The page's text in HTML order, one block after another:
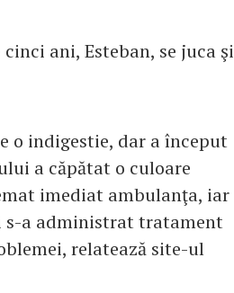
ani, Esteban, se juca şi
o indigestie, dar a început
a căpătat o culoare
imediat ambulanţa, iar
s-a administrat tratament
relatează site-ul